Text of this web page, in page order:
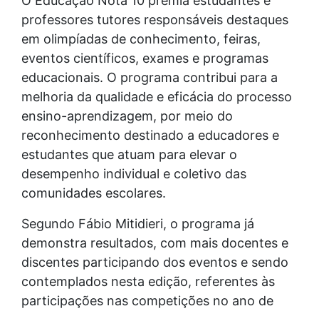
professores tutores responsáveis destaques
em olimpíadas de conhecimento, feiras,
eventos científicos, exames e programas
educacionais. O programa contribui para a
melhoria da qualidade e eficácia do processo
ensino-aprendizagem, por meio do
reconhecimento destinado a educadores e
estudantes que atuam para elevar o
desempenho individual e coletivo das
comunidades escolares.
Segundo Fábio Mitidieri, o programa já
demonstra resultados, com mais docentes e
discentes participando dos eventos e sendo
contemplados nesta edição, referentes às
participações nas competições no ano de